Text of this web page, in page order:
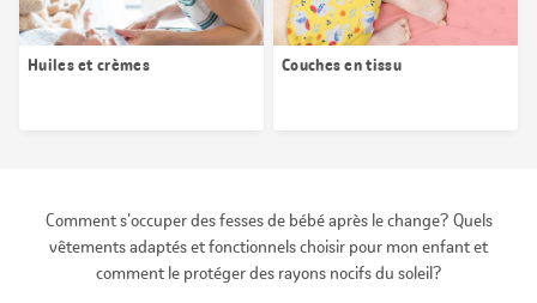
Huiles et crèmes Couches en tissu
Comment s'occuper des fesses de bébé après le change? Quels
vêtements adaptés et fonctionnels choisir pour mon enfant et
comment le protéger des rayons nocifs du soleil?